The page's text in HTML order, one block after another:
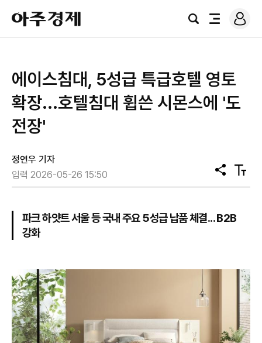
아
주
경
검
전
로
그
에이스침대, 5성급 특급호텔 영토
확장...호텔침대 휩쓴 시몬스에 '도
전장'
정연우 기자
입력 2026-05-26 15:50
공
유
텍
스
파크 하얏트 서울 등 국내 주요 5성급 납품 체결... B2B
강화